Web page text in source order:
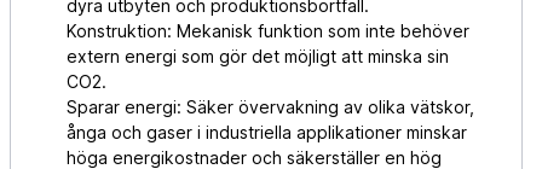
dyra utbyten och produktionsbortfall.
Konstruktion: Mekanisk funktion som inte behöver
extern energi som gör det möjligt att minska sin
CO2.
Sparar energi: Säker övervakning av olika vätskor,
ånga och gaser i industriella applikationer minskar
höga energikostnader och säkerställer en hög